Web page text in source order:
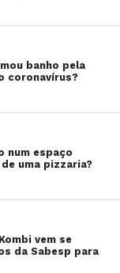
banho pela
coronavírus?
num espaço
uma pizzaria?
vem se
da Sabesp para